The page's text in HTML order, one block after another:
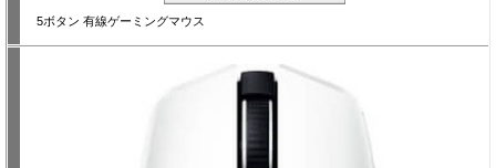
5ボタン 有線ゲーミングマウス